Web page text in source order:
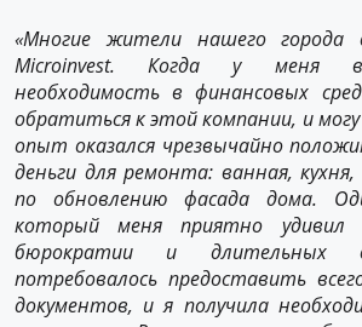
«Многие жители нашего города
Microinvest. Когда у меня
необходимость в финансовых
обратиться к этой компании, и
опыт оказался чрезвычайно
деньги для ремонта: ванная,
по обновлению фасада дома.
который меня приятно
бюрократии и длительных
потребовалось предоставить
документов, и я получила